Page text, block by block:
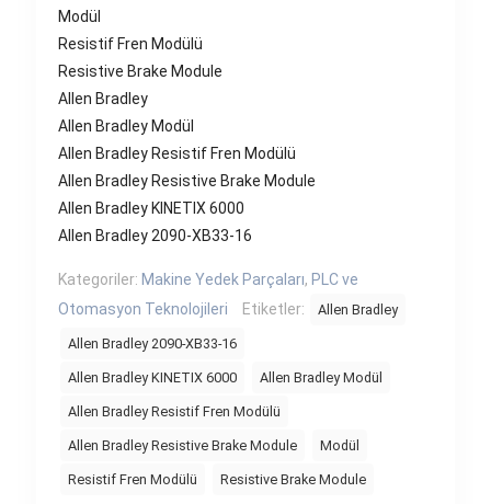
Modül
Resistif Fren Modülü
Resistive Brake Module
Allen Bradley
Allen Bradley Modül
Allen Bradley Resistif Fren Modülü
Allen Bradley Resistive Brake Module
Allen Bradley KINETIX 6000
Allen Bradley 2090-XB33-16
Kategoriler: Makine Yedek Parçaları, PLC ve
Otomasyon Teknolojileri
Etiketler: Allen Bradley
Allen Bradley 2090-XB33-16
Allen Bradley KINETIX 6000 Allen Bradley Modül
Allen Bradley Resistif Fren Modülü
Allen Bradley Resistive Brake Module Modül
Resistif Fren Modülü Resistive Brake Module